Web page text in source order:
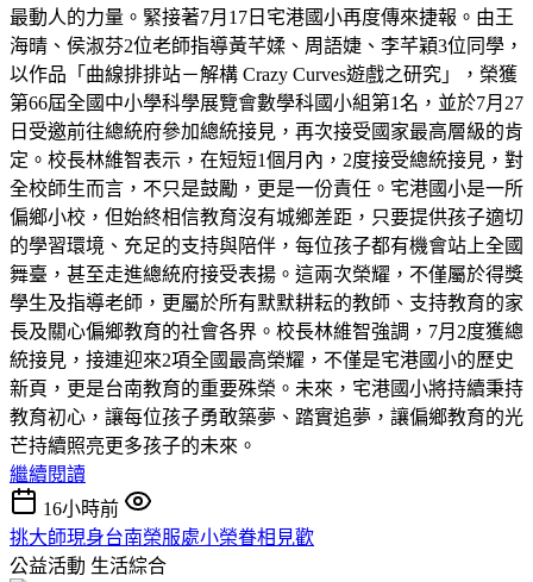
最動人的力量。緊接著7月17日宅港國小再度傳來捷報。由王
海晴、侯淑芬2位老師指導黃芊媃、周語婕、李芊穎3位同學，
以作品「曲線排排站－解構 Crazy Curves遊戲之研究」，榮獲
第66屆全國中小學科學展覽會數學科國小組第1名，並於7月27
日受邀前往總統府參加總統接見，再次接受國家最高層級的肯
定。校長林維智表示，在短短1個月內，2度接受總統接見，對
全校師生而言，不只是鼓勵，更是一份責任。宅港國小是一所
偏鄉小校，但始終相信教育沒有城鄉差距，只要提供孩子適切
的學習環境、充足的支持與陪伴，每位孩子都有機會站上全國
舞臺，甚至走進總統府接受表揚。這兩次榮耀，不僅屬於得獎
學生及指導老師，更屬於所有默默耕耘的教師、支持教育的家
長及關心偏鄉教育的社會各界。校長林維智強調，7月2度獲總
統接見，接連迎來2項全國最高榮耀，不僅是宅港國小的歷史
新頁，更是台南教育的重要殊榮。未來，宅港國小將持續秉持
教育初心，讓每位孩子勇敢築夢、踏實追夢，讓偏鄉教育的光
芒持續照亮更多孩子的未來。
繼續閱讀
16小時前
挑大師現身台南榮服處小榮眷相見歡
公益活動 生活綜合